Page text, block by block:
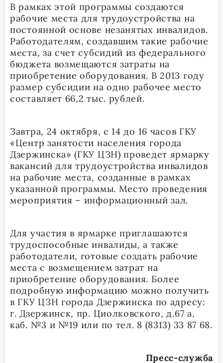
В рамках этой программы создаются
рабочие места для трудоустройства на
постоянной основе незанятых инвалидов.
Работодателям, создавшим такие рабочие
места, за счет субсидий из федерального
бюджета возмещаются затраты на
приобретение оборудования. В 2013 году
размер субсидии на одно рабочее место
составляет 66,2 тыс. рублей.
Завтра, 24 октября, с 14 до 16 часов ГКУ
«Центр занятости населения города
Дзержинска» (ГКУ ЦЗН) проведет ярмарку
вакансий для трудоустройства инвалидов
на рабочие места, созданные в рамках
указанной программы. Место проведения
мероприятия – информационный зал.
Для участия в ярмарке приглашаются
трудоспособные инвалиды, а также
работодатели, готовые создать рабочие
места с возмещением затрат на
приобретение оборудования. Более
подробную информацию можно получить
в ГКУ ЦЗН города Дзержинска по адресу:
г. Дзержинск, пр. Циолковского, д.67 а,
каб. №3 и №19 или по тел. 8 (8313) 33 87 68.
Пресс-служба